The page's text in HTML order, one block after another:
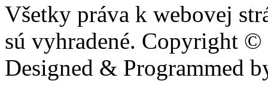
Všetky práva k webovej
sú vyhradené. Copyright ©
Designed & Programmed